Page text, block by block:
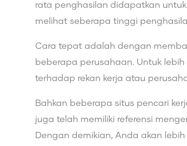
rata penghasilan didapatkan
melihat seberapa tinggi
Cara tepat adalah dengan
beberapa perusahaan. Untuk
terhadap rekan kerja atau
Bahkan beberapa situs pencari
juga telah memiliki referensi
Dengan demikian, Anda akan